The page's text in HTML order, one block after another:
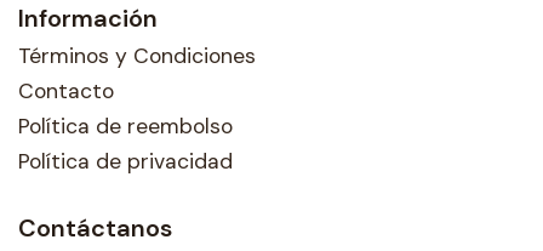
Información
Términos y Condiciones
Contacto
Política de reembolso
Política de privacidad
Contáctanos